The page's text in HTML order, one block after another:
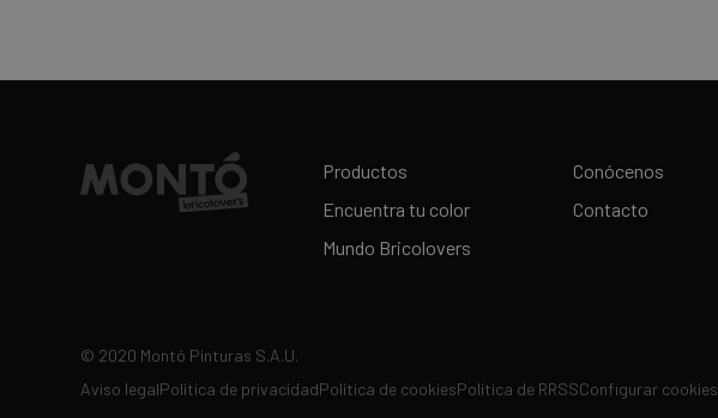
Productos
Encuentra tu color
Mundo Bricolovers
Conócenos
Contacto
© 2020 Montó Pinturas S.A.U.
Aviso legalPolítica de privacidadPolítica de cookiesPolítica de RRSSConfigurar cookies